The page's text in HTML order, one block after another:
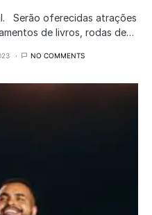
Serão oferecidas atrações
de livros, rodas de…
NO COMMENTS